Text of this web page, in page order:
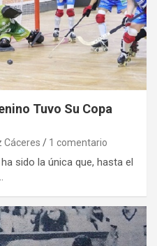
Tuvo Su Copa
Cáceres 1 comentario
sido la única que, hasta el